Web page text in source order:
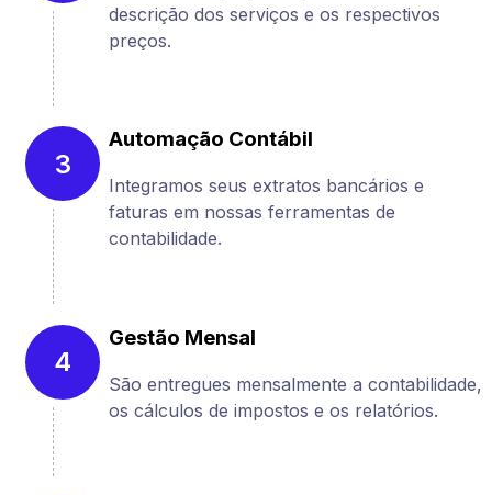
descrição dos serviços e os respectivos
preços.
3
Automação Contábil
Integramos seus extratos bancários e
faturas em nossas ferramentas de
contabilidade.
4
Gestão Mensal
São entregues mensalmente a contabilidade,
os cálculos de impostos e os relatórios.